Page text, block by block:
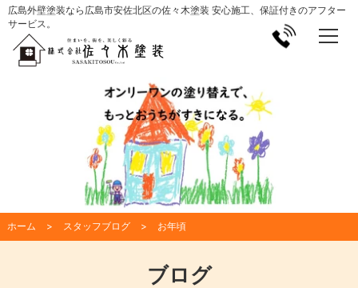
広島外壁塗装なら広島市安佐北区の佐々木塗装 安心施工、保証付きのアフター
サービス。
ホーム スタッフブログ お年頃
ブログ